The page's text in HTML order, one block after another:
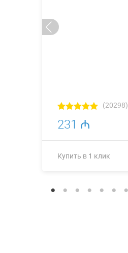
(20298)
231 ₼
Купить в 1 клик